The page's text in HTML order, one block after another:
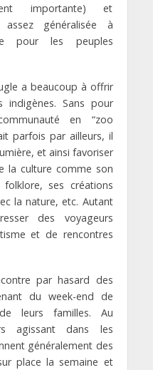
importante) et
assez généralisée à
pour les peuples
a beaucoup à offrir
indigènes. Sans pour
en “zoo
parfois par ailleurs, il
et ainsi favoriser
la culture comme son
ses créations
la nature, etc. Autant
des voyageurs
et de rencontres
par hasard des
du week-end de
leurs familles. Au
agissant dans les
généralement des
place la semaine et